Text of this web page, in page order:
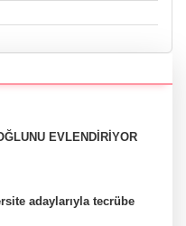
EVLENDİRİYOR
adaylarıyla tecrübe